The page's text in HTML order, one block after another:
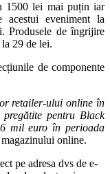
1500 lei mai puțin iar
acestui eveniment la
Produsele de îngrijire
29 de lei.
de componente
retailer-ului online în
pentru Black
mil euro în perioada
online.
pe adresa dvs de e-